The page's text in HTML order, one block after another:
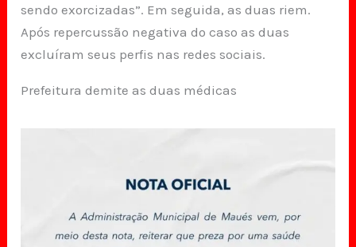
sendo exorcizadas”. Em seguida, as duas riem.
Após repercussão negativa do caso as duas
excluíram seus perfis nas redes sociais.
Prefeitura demite as duas médicas